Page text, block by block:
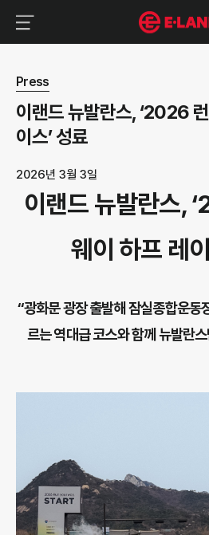
뉴스 상세보기
Press
이랜드 뉴발란스, ‘2026
이스’ 성료
2026년 3월 3일
이랜드 뉴발란스,
웨이 하프 레
“광화문 광장 출발해 잠실종합운동
르는 역대급 코스와 함께 뉴발란